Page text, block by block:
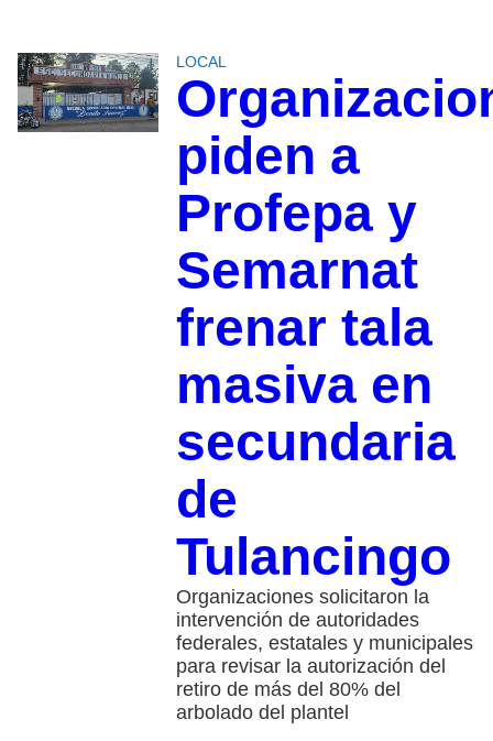
LOCAL
piden a
Profepa y
Semarnat
frenar tala
masiva en
secundaria
de
Tulancingo
Organizaciones solicitaron la
intervención de autoridades
federales, estatales y municipales
para revisar la autorización del
retiro de más del 80% del
arbolado del plantel